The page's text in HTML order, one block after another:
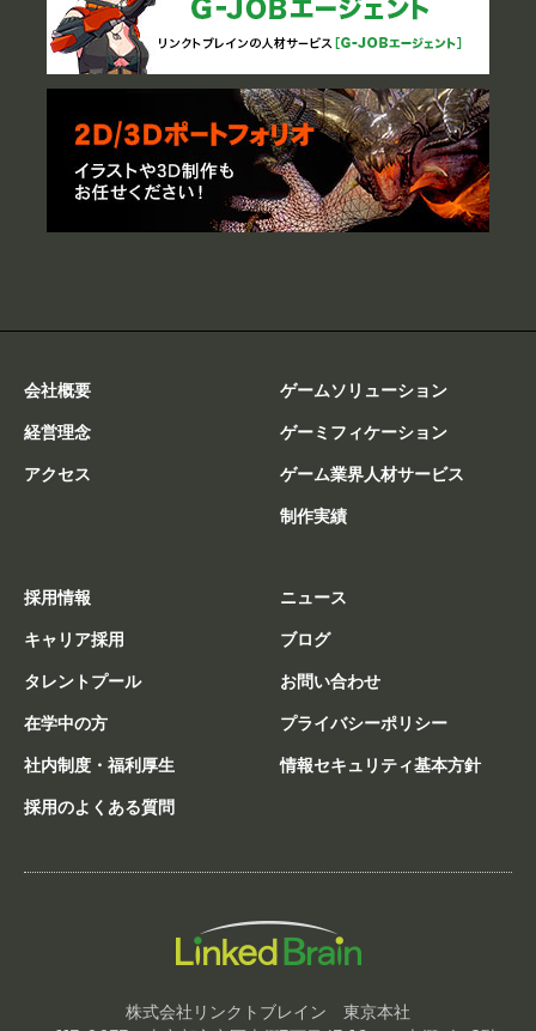
会社概要
経営理念
アクセス
ゲームソリューション
ゲーミフィケーション
ゲーム業界人材サービス
制作実績
採用情報
キャリア採用
タレントプール
在学中の方
社内制度・福利厚生
採用のよくある質問
ニュース
ブログ
お問い合わせ
プライバシーポリシー
情報セキュリティ基本方針
株式会社リンクトブレイン 東京本社